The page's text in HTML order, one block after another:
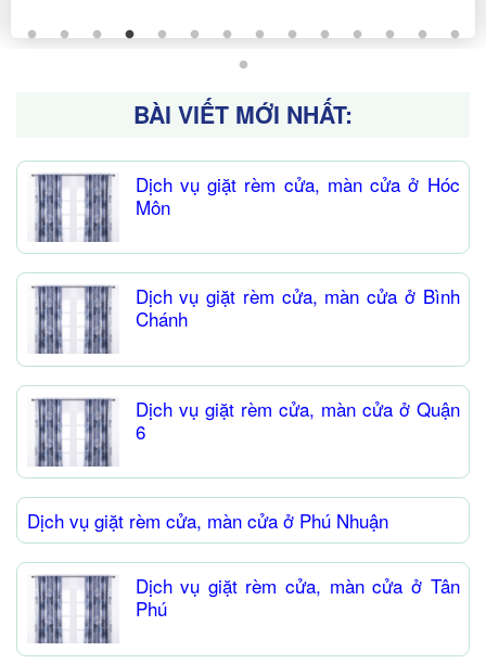
BÀI VIẾT MỚI NHẤT:
Dịch vụ giặt rèm cửa, màn cửa ở Hóc
Môn
Dịch vụ giặt rèm cửa, màn cửa ở Bình
Chánh
Dịch vụ giặt rèm cửa, màn cửa ở Quận
6
Dịch vụ giặt rèm cửa, màn cửa ở Phú Nhuận
Dịch vụ giặt rèm cửa, màn cửa ở Tân
Phú